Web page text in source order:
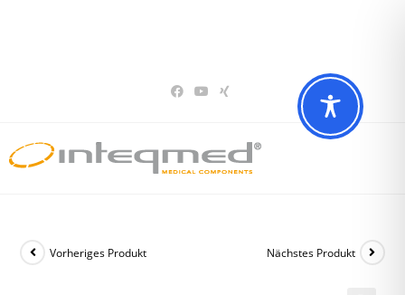
Vorheriges Produkt Nächstes Produkt